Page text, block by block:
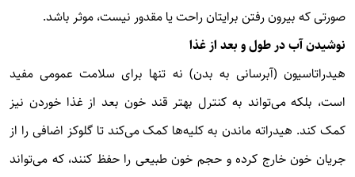
صورتی که بیرون رفتن برایتان راحت یا مقدور نیست، موثر باشد.
نوشیدن آب در طول و بعد از غذا
هیدراتاسیون (آبرسانی به بدن) نه تنها برای سلامت عمومی مفید
است، بلکه می‌تواند به کنترل بهتر قند خون بعد از غذا خوردن نیز
کمک کند. هیدراته ماندن به کلیه‌ها کمک می‌کند تا گلوکز اضافی را از
جریان خون خارج کرده و حجم خون طبیعی را حفظ کنند، که می‌تواند